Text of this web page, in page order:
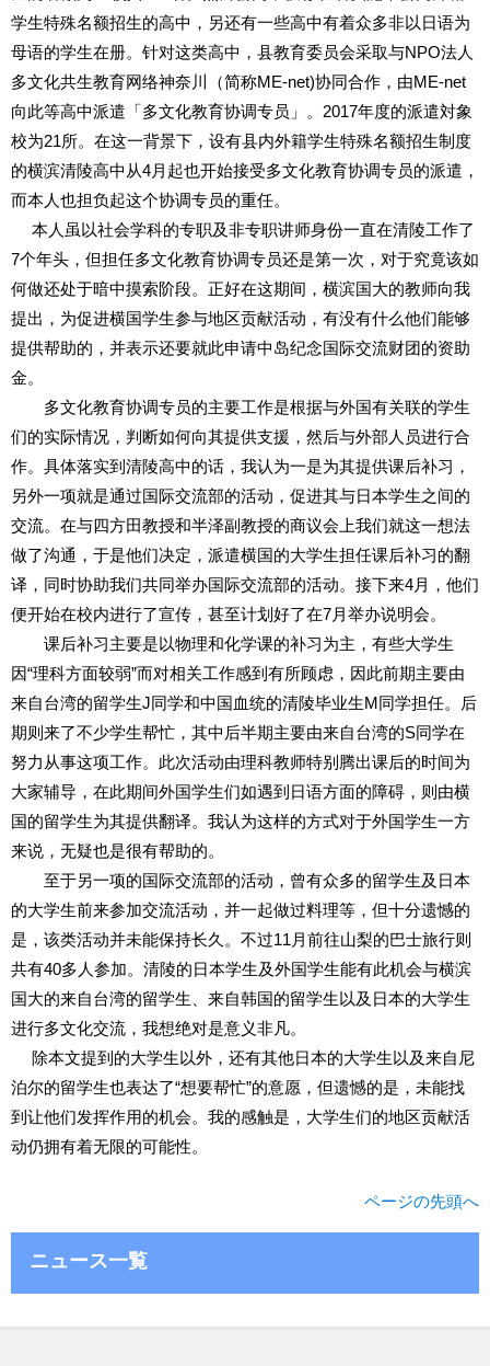
学生特殊名额招生的高中，另还有一些高中有着众多非以日语为
母语的学生在册。针对这类高中，县教育委员会采取与NPO法人
多文化共生教育网络神奈川（简称ME-net)协同合作，由ME-net
向此等高中派遣「多文化教育协调专员」。2017年度的派遣対象
校为21所。在这一背景下，设有县内外籍学生特殊名额招生制度
的横滨清陵高中从4月起也开始接受多文化教育协调专员的派遣，
而本人也担负起这个协调专员的重任。
本人虽以社会学科的专职及非专职讲师身份一直在清陵工作了
7个年头，但担任多文化教育协调专员还是第一次，对于究竟该如
何做还处于暗中摸索阶段。正好在这期间，横滨国大的教师向我
提出，为促进横国学生参与地区贡献活动，有没有什么他们能够
提供帮助的，并表示还要就此申请中岛纪念国际交流财团的资助
金。
多文化教育协调专员的主要工作是根据与外国有关联的学生
们的实际情况，判断如何向其提供支援，然后与外部人员进行合
作。具体落实到清陵高中的话，我认为一是为其提供课后补习，
另外一项就是通过国际交流部的活动，促进其与日本学生之间的
交流。在与四方田教授和半泽副教授的商议会上我们就这一想法
做了沟通，于是他们决定，派遣横国的大学生担任课后补习的翻
译，同时协助我们共同举办国际交流部的活动。接下来4月，他们
便开始在校内进行了宣传，甚至计划好了在7月举办说明会。
课后补习主要是以物理和化学课的补习为主，有些大学生
因“理科方面较弱”而对相关工作感到有所顾虑，因此前期主要由
来自台湾的留学生J同学和中国血统的清陵毕业生M同学担任。后
期则来了不少学生帮忙，其中后半期主要由来自台湾的S同学在
努力从事这项工作。此次活动由理科教师特别腾出课后的时间为
大家辅导，在此期间外国学生们如遇到日语方面的障碍，则由横
国的留学生为其提供翻译。我认为这样的方式对于外国学生一方
来说，无疑也是很有帮助的。
至于另一项的国际交流部的活动，曾有众多的留学生及日本
的大学生前来参加交流活动，并一起做过料理等，但十分遗憾的
是，该类活动并未能保持长久。不过11月前往山梨的巴士旅行则
共有40多人参加。清陵的日本学生及外国学生能有此机会与横滨
国大的来自台湾的留学生、来自韩国的留学生以及日本的大学生
进行多文化交流，我想绝对是意义非凡。
除本文提到的大学生以外，还有其他日本的大学生以及来自尼
泊尔的留学生也表达了“想要帮忙”的意愿，但遗憾的是，未能找
到让他们发挥作用的机会。我的感触是，大学生们的地区贡献活
动仍拥有着无限的可能性。
ページの先頭へ
ニュース一覧